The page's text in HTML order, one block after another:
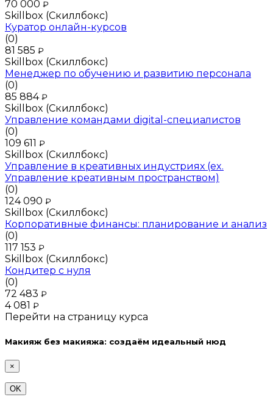
70 000 ₽
Skillbox (Скиллбокс)
Куратор онлайн-курсов
(0)
81 585 ₽
Skillbox (Скиллбокс)
Менеджер по обучению и развитию персонала
(0)
85 884₽
Skillbox (Скиллбокс)
Управление командами digital-специалистов
(0)
109 611 ₽
Skillbox (Скиллбокс)
Управление в креативных индустриях (ex.
Управление креативным пространством)
(0)
124 090 ₽
Skillbox (Скиллбокс)
Корпоративные финансы: планирование и анализ
(0)
117 153 ₽
Skillbox (Скиллбокс)
Кондитер с нуля
(0)
72 483 ₽
4 081 ₽
Перейти на страницу курса
Макияж без макияжа: создаём идеальный нюд
×
OK